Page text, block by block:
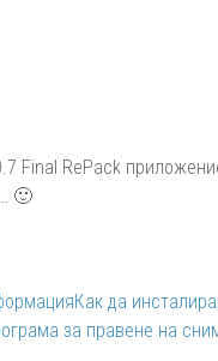
Final RePack
🙂
Как да
за правене на